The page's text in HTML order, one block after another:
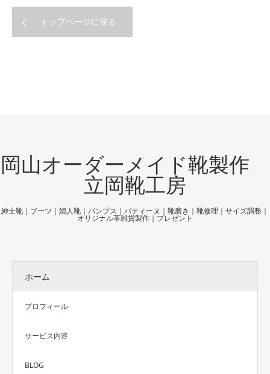
トップページに戻る
岡山オーダーメイド靴製作
立岡靴工房
紳士靴｜ブーツ｜婦人靴｜パンプス｜パティーヌ｜靴磨き｜靴修理｜サイズ調整｜
オリジナル革雑貨製作｜プレゼント
ホーム
プロフィール
サービス内容
BLOG